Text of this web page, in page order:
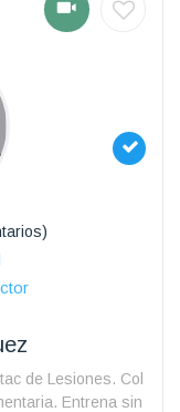
de Lesiones. Col
Entrena sin